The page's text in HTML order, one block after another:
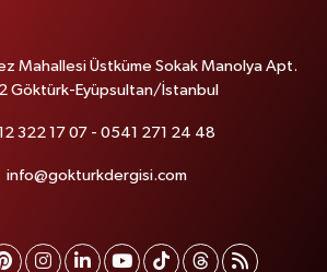
Mahallesi Üstküme Sokak Manolya Apt.
Göktürk-Eyüpsultan/İstanbul
322 17 07 - 0541 271 24 48
info@gokturkdergisi.com